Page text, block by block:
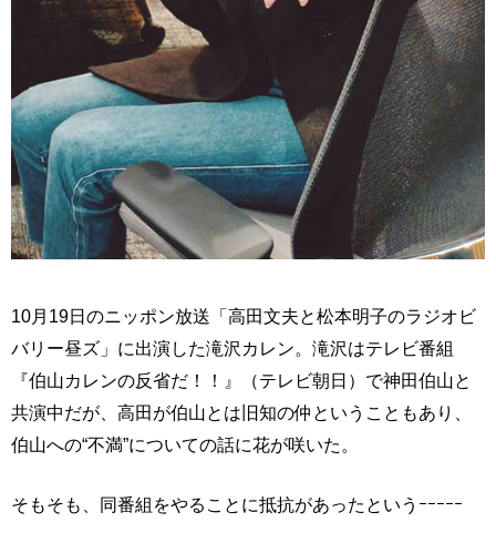
10月19日のニッポン放送「高田文夫と松本明子のラジオビ
バリー昼ズ」に出演した滝沢カレン。滝沢はテレビ番組
『伯山カレンの反省だ！！』（テレビ朝日）で神田伯山と
共演中だが、高田が伯山とは旧知の仲ということもあり、
伯山への“不満”についての話に花が咲いた。
そもそも、同番組をやることに抵抗があったというｰｰｰｰｰ